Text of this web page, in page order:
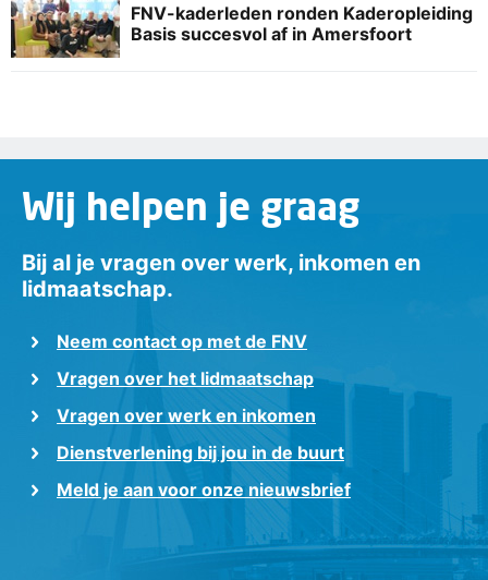
FNV-kaderleden ronden Kaderopleiding
Basis succesvol af in Amersfoort
Wij helpen je graag
Bij al je vragen over werk, inkomen en
lidmaatschap.
Neem contact op met de FNV
Vragen over het lidmaatschap
Vragen over werk en inkomen
Dienstverlening bij jou in de buurt
Meld je aan voor onze nieuwsbrief